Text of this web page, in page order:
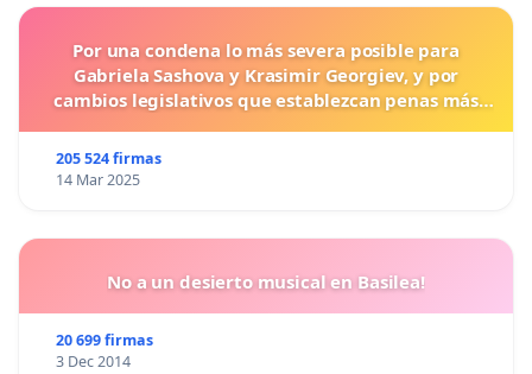
Por una condena lo más severa posible para
Gabriela Sashova y Krasimir Georgiev, y por
cambios legislativos que establezcan penas más
205 524 firmas
14 Mar 2025
No a un desierto musical en Basilea!
20 699 firmas
3 Dec 2014